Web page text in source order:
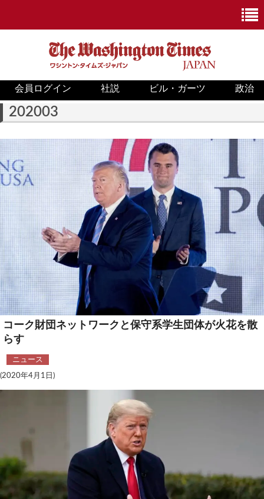
ニュース
ホワイトハウス
COVID-19
米国内
国際
安全保障
ビジネス・経済
カルチャー
ポリシー
税制・予算
エネルギー・環境
サイバーセキュリティ―
航空宇宙・防衛
会員ログイン 社説 ビル・ガーツ 政治
202003
コーク財団ネットワークと保守系学生団体が火花を散
らす
ニュース
(2020年4月1日)